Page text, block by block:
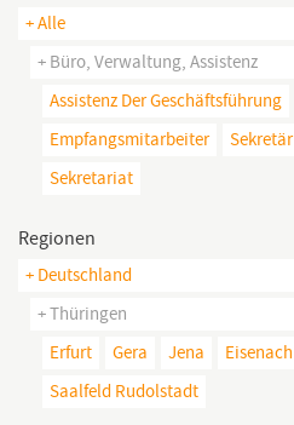
+ Alle
+ Büro, Verwaltung, Assistenz
Assistenz Der Geschäftsführung
Empfangsmitarbeiter
Sekretär
Sekretariat
Regionen
+ Deutschland
+ Thüringen
Erfurt
Gera Jena Eisenach
Saalfeld Rudolstadt